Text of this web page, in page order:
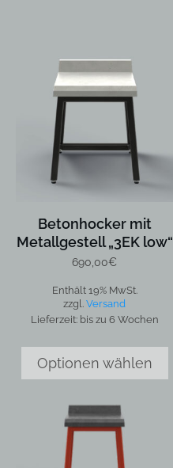
Betonhocker mit
Metallgestell „3EK low“
690,00€
Enthält 19% MwSt.
zzgl.Versand
Lieferzeit: bis zu 6 Wochen
Optionen wählen